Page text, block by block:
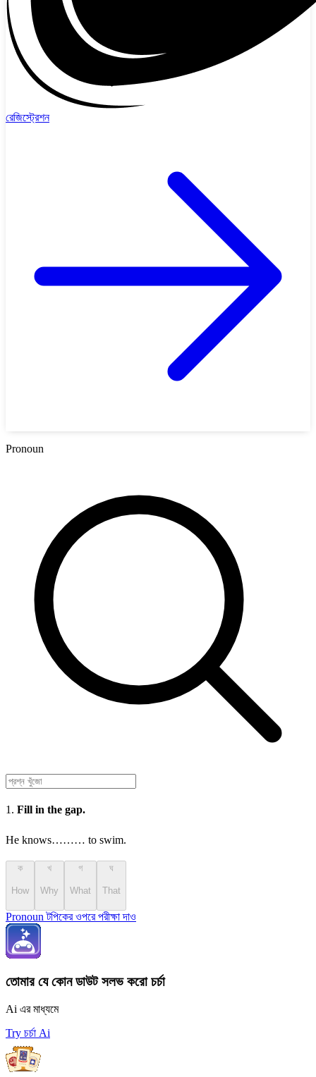
রেজিস্ট্রেশন
Pronoun
1. Fill in the gap.
He knows……… to swim.
ক
How
খ
Why
গ
What
ঘ
That
Pronoun টপিকের ওপরে পরীক্ষা দাও
তোমার যে কোন ডাউট সলভ করো চর্চা
Ai এর মাধ্যমে
Try চর্চা Ai